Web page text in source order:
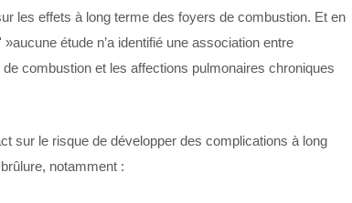
les effets à long terme des foyers de combustion. Et en
étude n’a identifié une association entre
combustion et les affections pulmonaires chroniques
sur le risque de développer des complications à long
notamment :